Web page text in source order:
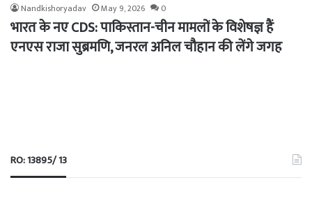
Nandkishoryadav May 9, 2026 0
भारत के नए CDS: पाकिस्तान-चीन मामलों के विशेषज्ञ हैं
एनएस राजा सुब्रमणि, जनरल अनिल चौहान की लेंगे जगह
RO: 13895/ 13